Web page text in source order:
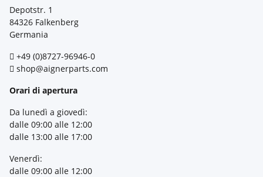
Depotstr. 1
84326 Falkenberg
Germania
+49 (0)8727-96946-0
shop@aignerparts.com
Orari di apertura
Da lunedì a giovedì:
dalle 09:00 alle 12:00
dalle 13:00 alle 17:00
Venerdì:
dalle 09:00 alle 12:00